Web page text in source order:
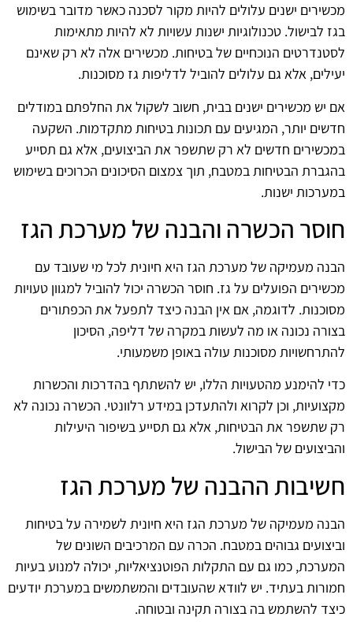
מכשירים ישנים עלולים להיות מקור לסכנה כאשר מדובר בשימוש
בגז לבישול. טכנולוגיות ישנות עשויות לא להיות מתאימות
לסטנדרטים הנוכחיים של בטיחות. מכשירים אלה לא רק שאינם
יעילים, אלא גם עלולים להוביל לדליפות גז מסוכנות.
אם יש מכשירים ישנים בבית, חשוב לשקול את החלפתם במודלים
חדשים יותר, המגיעים עם תכונות בטיחות מתקדמות. השקעה
במכשירים חדשים לא רק שתשפר את הביצועים, אלא גם תסייע
בהגברת הבטיחות במטבח, תוך צמצום הסיכונים הכרוכים בשימוש
במערכות ישנות.
חוסר הכשרה והבנה של מערכת הגז
הבנה מעמיקה של מערכת הגז היא חיונית לכל מי שעובד עם
מכשירים הפועלים על גז. חוסר הכשרה יכול להוביל למגוון טעויות
מסוכנות. לדוגמה, אם אין הבנה כיצד לתפעל את הכפתורים
בצורה נכונה או מה לעשות במקרה של דליפה, הסיכון
להתרחשויות מסוכנות עולה באופן משמעותי.
כדי להימנע מהטעויות הללו, יש להשתתף בהדרכות והכשרות
מקצועיות, וכן לקרוא ולהתעדכן במידע רלוונטי. הכשרה נכונה לא
רק שתשפר את הבטיחות, אלא גם תסייע בשיפור היעילות
והביצועים של הבישול.
חשיבות ההבנה של מערכת הגז
הבנה מעמיקה של מערכת הגז היא חיונית לשמירה על בטיחות
וביצועים גבוהים במטבח. הכרה עם המרכיבים השונים של
המערכת, כמו גם עם התקלות הפוטנציאליות, יכולה למנוע בעיות
חמורות בעתיד. יש לוודא שהעובדים והמשתמשים במערכת יודעים
כיצד להשתמש בה בצורה תקינה ובטוחה.